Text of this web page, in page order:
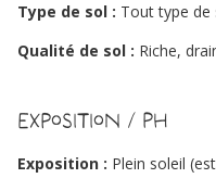
Type de sol : Tout type de
Qualité de sol : Riche,
Exposition / PH
Exposition : Plein soleil